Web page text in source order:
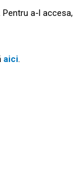
a-l
aici.